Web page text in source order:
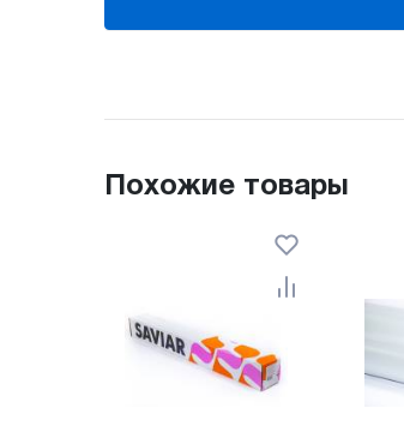
Похожие товары